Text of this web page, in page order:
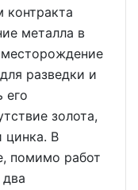
контракта
металла в
разведки и
его
золота,
цинка. В
помимо работ